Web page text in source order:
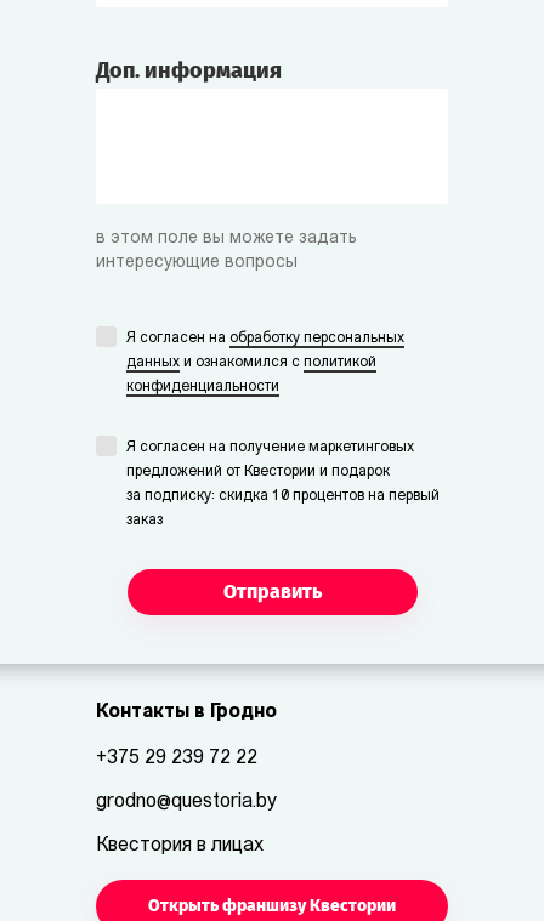
Доп. информация
в этом поле вы можете задать
интересующие вопросы
Я согласен на обработку персональных
данных и ознакомился с политикой
конфиденциальности
Я согласен на получение маркетинговых
предложений от Квестории и подарок
за подписку: скидка 10 процентов на первый
заказ
Отправить
Контакты в Гродно
+375 29 239 72 22
grodno@questoria.by
Квестория в лицах
Открыть франшизу Квестории